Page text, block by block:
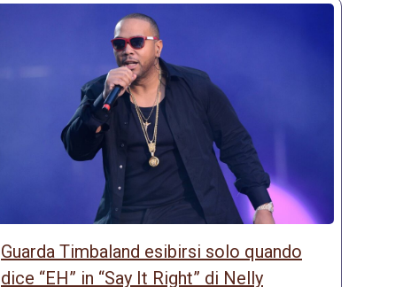
Guarda Timbaland esibirsi solo quando
dice “EH” in “Say It Right” di Nelly